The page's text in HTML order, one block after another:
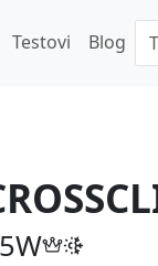
Testovi Blog